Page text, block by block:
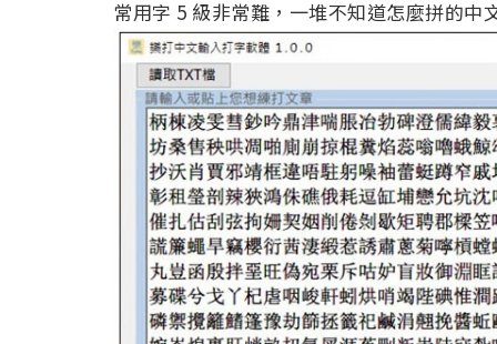
常用字 5 級非常難，一堆不知道怎麼拼的中